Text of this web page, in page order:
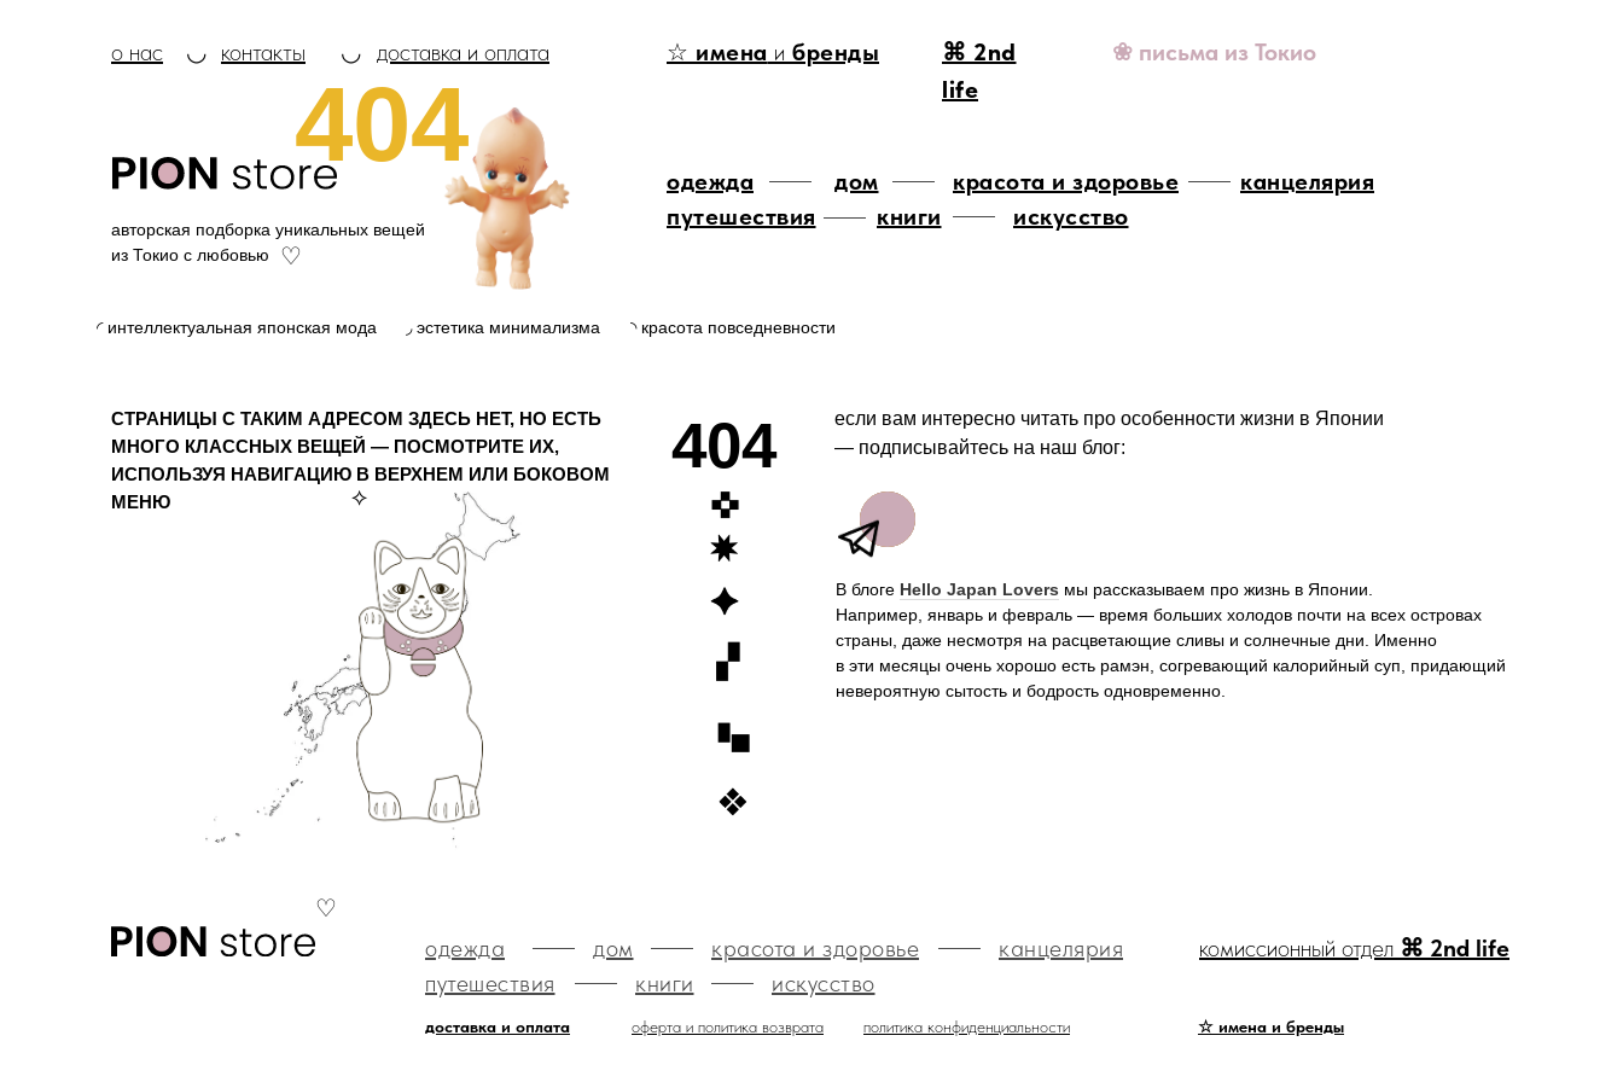
книги искусство
дом канцелярия
красота и здоровье
одежда
путешествия
авторская подборка уникальных вещей
из Токио с любовью
♡
◝ красота повседневности
◜ интеллектуальная японская мода ◞ эстетика минимализма
404
⌘ 2nd
life
☆ имена и бренды
доставка и оплата
◡ ◡
контакты
о нас ❀ письма из Токио
СТРАНИЦЫ С ТАКИМ АДРЕСОМ ЗДЕСЬ НЕТ, НО ЕСТЬ
МНОГО КЛАССНЫХ ВЕЩЕЙ — ПОСМОТРИТЕ ИХ,
ИСПОЛЬЗУЯ НАВИГАЦИЮ В ВЕРХНЕМ ИЛИ БОКОВОМ
МЕНЮ
⟡
В блоге Hello Japan Lovers мы рассказываем про жизнь в Японии.
Например, январь и февраль — время больших холодов почти на всех островах
страны, даже несмотря на расцветающие сливы и солнечные дни. Именно
в эти месяцы очень хорошо есть рамэн, согревающий калорийный суп, придающий
невероятную сытость и бодрость одновременно.
если вам интересно читать про особенности жизни в Японии
— подписывайтесь на наш блог:
404
♡
комиссионный отдел ⌘ 2nd life
доставка и оплата оферта и политика возврата политика конфиденциальности ☆ имена и бренды
одежда красота и здоровье канцелярия
дом
искусство
книги
путешествия